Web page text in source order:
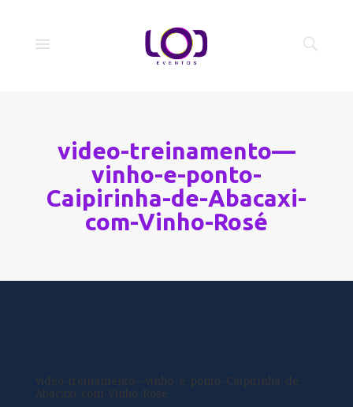
video-treinamento—
vinho-e-ponto-
Caipirinha-de-Abacaxi-
com-Vinho-Rosé
video-treinamento—vinho-e-ponto-Caipirinha-de-
Abacaxi-com-Vinho-Rosé